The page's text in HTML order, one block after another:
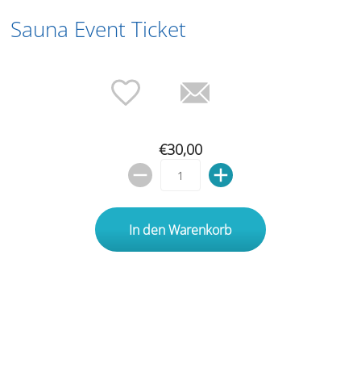
Sauna Event Ticket
€30,00
In den Warenkorb